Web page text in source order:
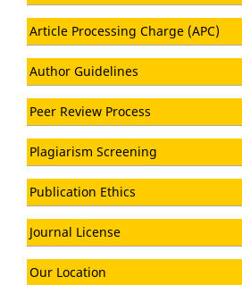
Article Processing Charge (APC)
Author Guidelines
Peer Review Process
Plagiarism Screening
Publication Ethics
Journal License
Our Location